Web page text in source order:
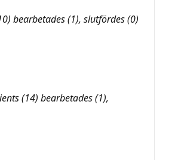
bearbetades (1), slutfördes (0)
(14) bearbetades (1),